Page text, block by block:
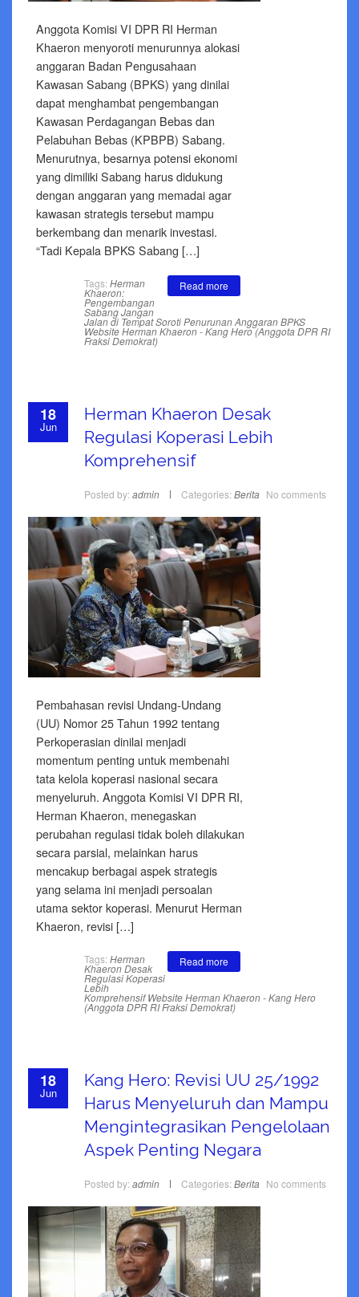
Anggota Komisi VI DPR RI Herman
Khaeron menyoroti menurunnya alokasi
anggaran Badan Pengusahaan
Kawasan Sabang (BPKS) yang dinilai
dapat menghambat pengembangan
Kawasan Perdagangan Bebas dan
Pelabuhan Bebas (KPBPB) Sabang.
Menurutnya, besarnya potensi ekonomi
yang dimiliki Sabang harus didukung
dengan anggaran yang memadai agar
kawasan strategis tersebut mampu
berkembang dan menarik investasi.
“Tadi Kepala BPKS Sabang […]
Read more
Tags: Herman
Khaeron:
Pengembangan
Sabang Jangan
Jalan di TempatSoroti Penurunan Anggaran BPKS
Website Herman Khaeron - Kang Hero (Anggota DPR RI
Fraksi Demokrat)
18
Jun
Herman Khaeron Desak
Regulasi Koperasi Lebih
Komprehensif
Posted by: admin Categories: Berita No comments
Pembahasan revisi Undang-Undang
(UU) Nomor 25 Tahun 1992 tentang
Perkoperasian dinilai menjadi
momentum penting untuk membenahi
tata kelola koperasi nasional secara
menyeluruh. Anggota Komisi VI DPR RI,
Herman Khaeron, menegaskan
perubahan regulasi tidak boleh dilakukan
secara parsial, melainkan harus
mencakup berbagai aspek strategis
yang selama ini menjadi persoalan
utama sektor koperasi. Menurut Herman
Khaeron, revisi […]
Read more
Tags: Herman
Khaeron Desak
Regulasi Koperasi
Lebih
Komprehensif Website Herman Khaeron - Kang Hero
(Anggota DPR RI Fraksi Demokrat)
18
Jun
Kang Hero: Revisi UU 25/1992
Harus Menyeluruh dan Mampu
Mengintegrasikan Pengelolaan
Aspek Penting Negara
Posted by: admin Categories: Berita No comments